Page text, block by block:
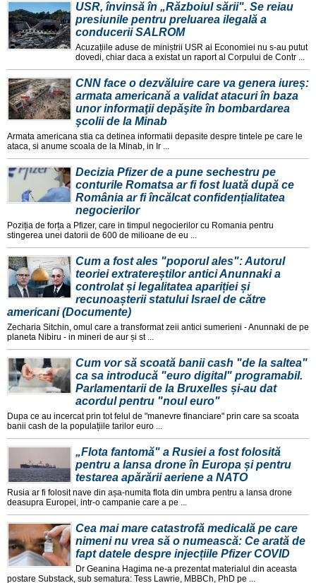
USR, învinsă în „Războiul sării". Se reiau
presiunile pentru preluarea ilegală a
conducerii SALROM
Acuzațiile aduse de miniștrii USR ai Economiei nu s-au putut
dovedi, chiar daca a existat un raport al Corpului de Contr ...
CNN face o dezvăluire care va genera iureș:
armata americană a validat atacuri în baza
unor informaţii depăşite în bombardarea
şcolii de la Minab
Armata americana stia ca detinea informatii depasite despre tintele pe care le
ataca, si anume scoala de la Minab, in Ir ...
Decizia Pfizer de a pune sechestru pe
conturile Romatsa ar fi fost luată după ce
România ar fi încălcat confidențialitatea
negocierilor
Poziția de forța a Pfizer, care in timpul negocierilor cu Romania pentru
stingerea unei datorii de 600 de milioane de eu ...
Cum a fost ales "poporul ales": Autorul
teoriei extratereștilor antici Anunnaki a
controlat și legalitatea apariției și
recunoașterii statului Israel de către
americani (Documente)
Zecharia Sitchin, omul care a transformat zeii antici sumerieni - Anunnaki de pe
planeta Nibiru - in mineri de aur și st ...
Cum vor să scoată banii cash "de la saltea"
ca sa introducă "euro digital" programabil.
Parlamentarii de la Bruxelles și-au dat
acordul pentru "noul euro"
Dupa ce au incercat prin tot felul de "manevre financiare" prin care sa scoata
banii cash de la populațiile tarilor euro ...
„Flota fantomă" a Rusiei a fost folosită
pentru a lansa drone în Europa și pentru
testarea apărării aeriene a NATO
Rusia ar fi folosit nave din așa-numita flota din umbra pentru a lansa drone
deasupra Europei, intr-o campanie care a pe ...
Cea mai mare catastrofă medicală pe care
nimeni nu vrea să o numească: Ce arată de
fapt datele despre injecțiile Pfizer COVID
Dr Geanina Hagima ne-a prezentat materialul din aceasta
postare Substack, sub sematura: Tess Lawrie, MBBCh, PhD pe ...